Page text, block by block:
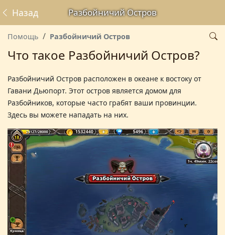
Разбойничий Остров
Назад
Помощь Разбойничий Остров
Что такое Разбойничий Остров?
Разбойничий Остров расположен в океане к востоку от
Гавани Дьюпорт. Этот остров является домом для
Разбойников, которые часто грабят ваши провинции.
Здесь вы можете нападать на них.